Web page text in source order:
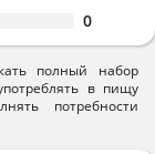
0
полный набор
в пищу
потребности